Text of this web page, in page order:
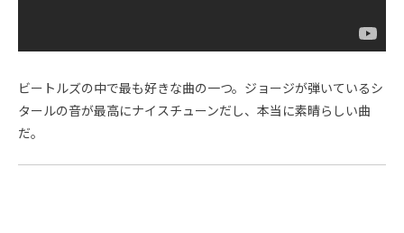
ビートルズの中で最も好きな曲の一つ。ジョージが弾いているシ
タールの音が最高にナイスチューンだし、本当に素晴らしい曲
だ。